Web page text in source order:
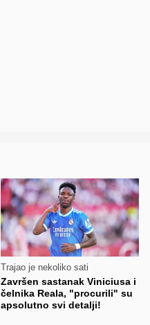
Trajao je nekoliko sati
Završen sastanak Viniciusa i
čelnika Reala, "procurili" su
apsolutno svi detalji!